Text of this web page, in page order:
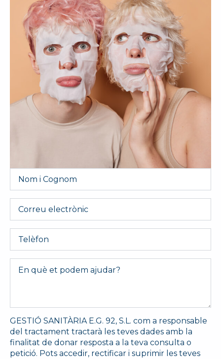
Nom
Email
Telèfon
Message
GESTIÓ SANITÀRIA E.G. 92, S.L. com a responsable
del tractament tractarà les teves dades amb la
finalitat de donar resposta a la teva consulta o
petició. Pots accedir, rectificar i suprimir les teves